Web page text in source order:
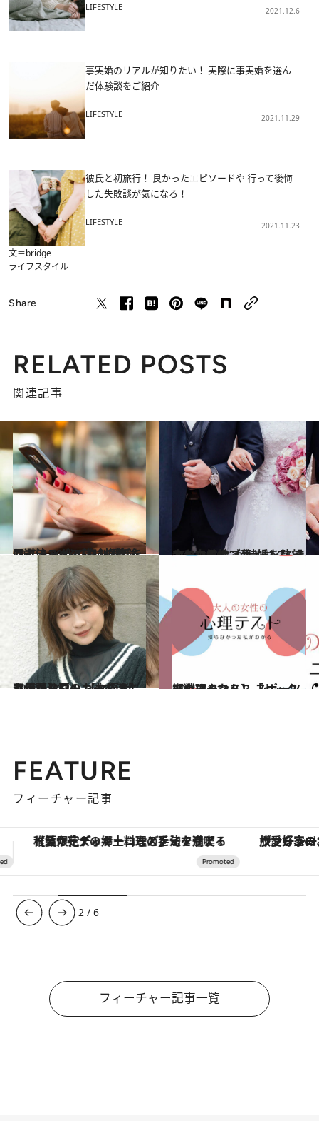
LIFESTYLE 2021.12.6
事実婚のリアルが知りたい！ 実際に事実婚を選ん
だ体験談をご紹介
LIFESTYLE 2021.11.29
彼氏と初旅行！ 良かったエピソードや 行って後悔
した失敗談が気になる！
LIFESTYLE 2021.11.23
文＝bridge
ライフスタイル
Share
RELATED POSTS
関連記事
2020.11.1
マッチングアプリの危険回避法 30代で真剣婚活をしている人の熱い視線
ライフスタイル 2020.11.6
令和のセレブ妻とは？ “まともな男性”が結婚を熱望する女性像
ライフスタイル
2020.11.12
セックスワーカーを演じる伊藤沙莉の 【女優考】声優からコントまで
カルチャー 2020.11.11
【心理テスト】「セックスのスタンス」 スポーツ観戦するなら？
占い
FEATURE
フィーチャー記事
ヴァシュロン・コンスタンタン「オーヴァーシーズ・オートマティック」。旅愛好家のお気に入りコレクションから、ジェンダーレスな新作が登場
3 /6
フィーチャー記事一覧